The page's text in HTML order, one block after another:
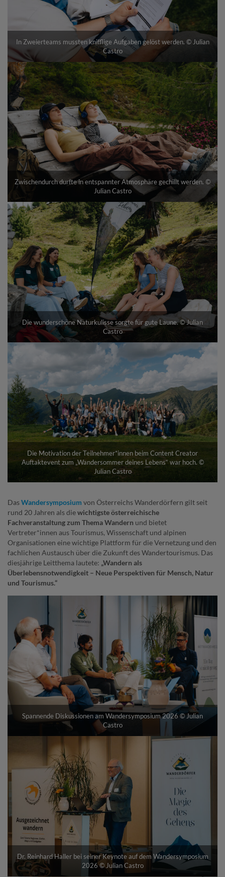
In Zweierteams mussten knifflige Aufgaben gelöst werden. © Julian
Castro
Zwischendurch durfte in entspannter Atmosphäre gechillt werden. ©
Julian Castro
Die wunderschöne Naturkulisse sorgte für gute Laune. © Julian
Castro
Die Motivation der Teilnehmer*innen beim Content Creator
Auftaktevent zum „Wandersommer deines Lebens“ war hoch. ©
Julian Castro
DasWandersymposium von Österreichs Wanderdörfern gilt seit
rund 20 Jahren als diewichtigste österreichische
Fachveranstaltung zum Thema Wandern und bietet
Vertreter*innen aus Tourismus, Wissenschaft und alpinen
Organisationen eine wichtige Plattform für die Vernetzung und den
fachlichen Austausch über die Zukunft des Wandertourismus. Das
diesjährige Leitthema lautete: „Wandern als
Überlebensnotwendigkeit – Neue Perspektiven für Mensch, Natur
und Tourismus.“
Spannende Diskussionen am Wandersymposium 2026 © Julian
Castro
Dr. Reinhard Haller bei seiner Keynote auf dem Wandersymposium
2026 © Julian Castro